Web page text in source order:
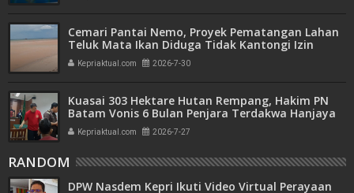
Cemari Pantai Nemo, Proyek Pematangan Lahan
Teluk Mata Ikan Diduga Tidak Kantongi Izin
Amdal
Kepriaktual.com 2026-7-30
Kuasai 303 Hektare Hutan Rempang, Hakim PN
Batam Vonis 6 Bulan Penjara Terdakwa Hanjaya
Kepriaktual.com 2026-7-27
RANDOM
DPW Nasdem Kepri Ikuti Video Virtual Perayaan